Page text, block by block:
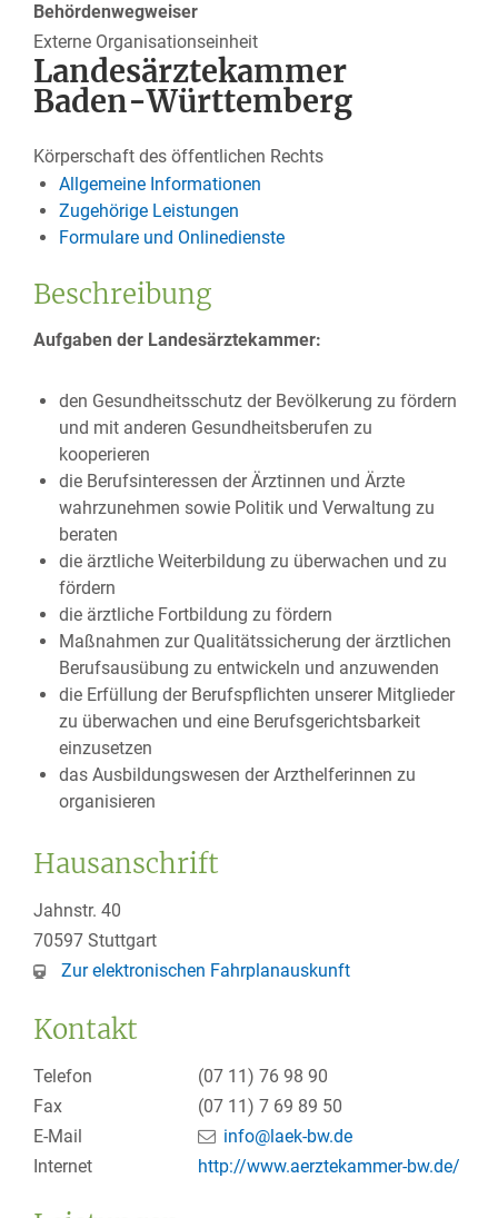
Behördenwegweiser
Externe Organisationseinheit
Landesärztekammer
Baden-Württemberg
Körperschaft des öffentlichen Rechts
Allgemeine Informationen
Zugehörige Leistungen
Formulare und Onlinedienste
Beschreibung
Aufgaben der Landesärztekammer:
den Gesundheitsschutz der Bevölkerung zu fördern
und mit anderen Gesundheitsberufen zu
kooperieren
die Berufsinteressen der Ärztinnen und Ärzte
wahrzunehmen sowie Politik und Verwaltung zu
beraten
die ärztliche Weiterbildung zu überwachen und zu
fördern
die ärztliche Fortbildung zu fördern
Maßnahmen zur Qualitätssicherung der ärztlichen
Berufsausübung zu entwickeln und anzuwenden
die Erfüllung der Berufspflichten unserer Mitglieder
zu überwachen und eine Berufsgerichtsbarkeit
einzusetzen
das Ausbildungswesen der Arzthelferinnen zu
organisieren
Hausanschrift
Jahnstr. 40
70597 Stuttgart
Zur elektronischen Fahrplanauskunft
Kontakt
Telefon (07 11) 76 98 90
Fax
(07 11) 7 69 89 50
E-Mail
info@laek-bw.de
Internet
http://www.aerztekammer-bw.de/